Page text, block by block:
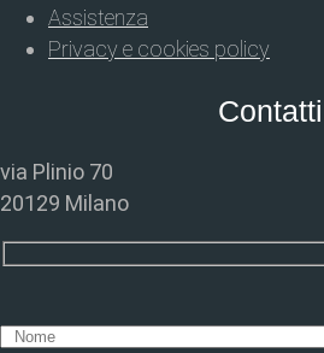
Assistenza
Privacy e cookies policy
Contatti
via Plinio 70
20129 Milano